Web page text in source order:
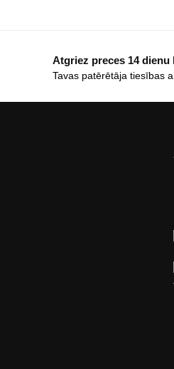
Atgriez preces 14 dienu
Tavas patērētāja tiesības